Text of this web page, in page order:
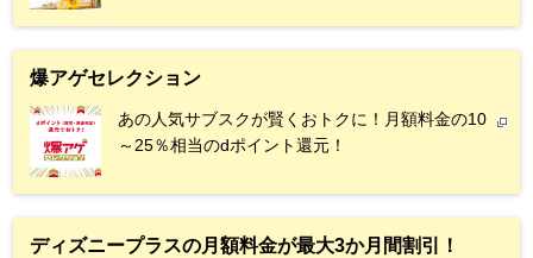
爆アゲセレクション
あの人気サブスクが賢くおトクに！月額料金の10
～25％相当のdポイント還元！
ディズニープラスの月額料金が最大3か月間割引！